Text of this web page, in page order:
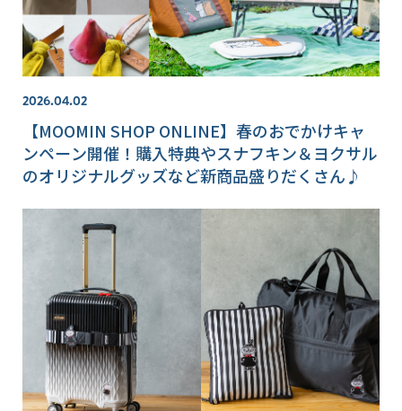
2026.04.02
【MOOMIN SHOP ONLINE】春のおでかけキャ
ンペーン開催！購入特典やスナフキン＆ヨクサル
のオリジナルグッズなど新商品盛りだくさん♪